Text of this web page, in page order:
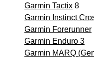
Garmin Tactix 8
Garmin Instinct
Garmin Forerunner
Garmin Enduro 3
Garmin MARQ